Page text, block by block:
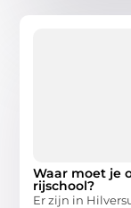
Waar moet je
rijschool?
Er zijn in